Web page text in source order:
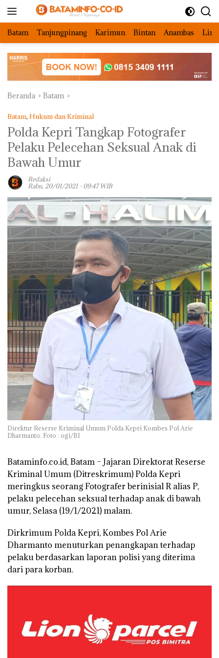
Batam Tanjungpinang Karimun Bintan Anambas
Beranda Batam
Batam, Hukum dan Kriminal
Polda Kepri Tangkap Fotografer
Pelaku Pelecehan Seksual Anak di
Bawah Umur
Redaksi
Rabu, 20/01/2021 - 09:47 WIB
Direktur Reserse Kriminal Umum Polda Kepri Kombes Pol Arie
Dharmanto. Foto : ogi/BI
Bataminfo.co.id, Batam – Jajaran Direktorat Reserse
Kriminal Umum (Ditreskrimum) Polda Kepri
meringkus seorang Fotografer berinisial R alias P,
pelaku pelecehan seksual terhadap anak di bawah
umur, Selasa (19/1/2021) malam.
Dirkrimum Polda Kepri, Kombes Pol Arie
Dharmanto menuturkan penangkapan terhadap
pelaku berdasarkan laporan polisi yang diterima
dari para korban.